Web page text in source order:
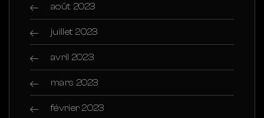
août 2023
juillet 2023
avril 2023
mars 2023
février 2023